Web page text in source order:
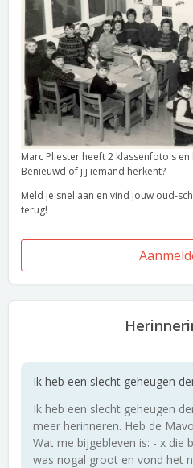
Marc Pliester heeft 2 klassenfoto's
Benieuwd of jij iemand herkent?
Meld je snel aan en vind jouw oud-
terug!
Ik heb een slecht geheugen
Ik heb een slecht geheugen
meer herinneren. Heb de
Wat me bijgebleven is: - x die
was nogal groot en vond het